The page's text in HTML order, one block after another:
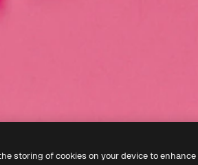
storing of cookies on your device to enhance